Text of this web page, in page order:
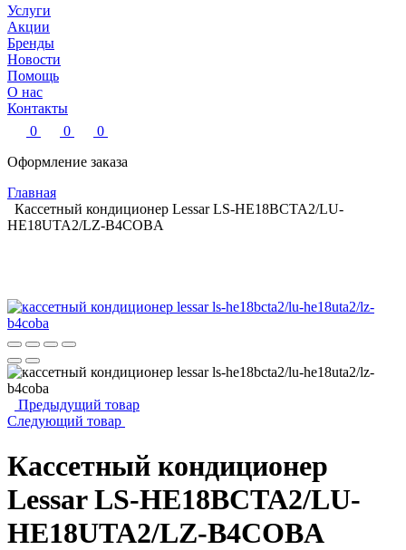
Услуги
Акции
Бренды
Новости
Помощь
О нас
Контакты
0
0
0
Оформление заказа
Главная
Кассетный кондиционер Lessar LS-HE18BCTA2/LU-
HE18UTA2/LZ-B4COBA
Предыдущий товар
Следующий товар
Кассетный кондиционер
Lessar LS-HE18BCTA2/LU-
HE18UTA2/LZ-B4COBA